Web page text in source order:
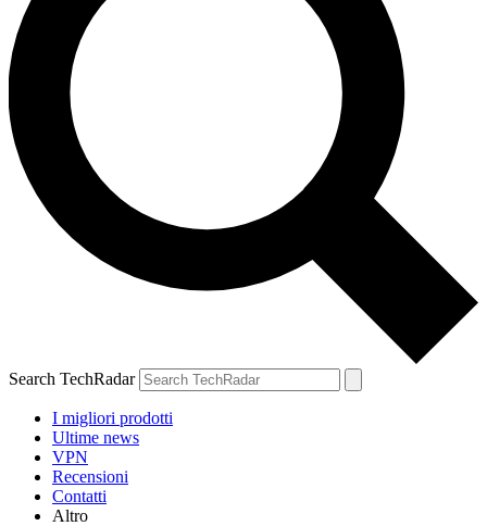
Search TechRadar
I migliori prodotti
Ultime news
VPN
Recensioni
Contatti
Altro